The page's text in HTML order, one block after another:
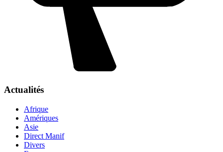
Actualités
Afrique
Amériques
Asie
Direct Manif
Divers